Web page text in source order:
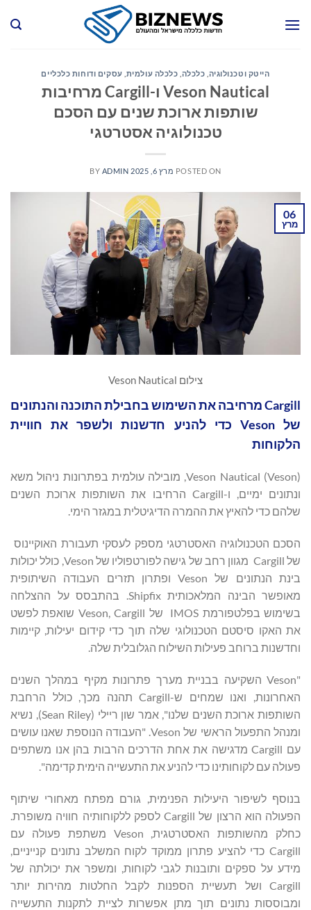
הייטק וטכנולוגיה כלכלה כלכלה עולמית עסקים ודוחות כלכליים
Veson Nautical ו-Cargill מרחיבות
שותפות ארוכת שנים עם הסכם
טכנולוגיה אסטרטגי
POSTED ON מרץ 6, 2025 BY ADMIN
06
מרץ
צילום Veson Nautical
Cargill מרחיבה את השימוש בחבילת התוכנה והנתונים
של Veson כדי להניע חדשנות ולשפר את חוויית
הלקוחות
Veson Nautical (Veson), מובילה עולמית בפתרונות ניהול משא
ונתונים ימיים, ו-Cargill הרחיבו את השותפות ארוכת השנים
שלהם כדי להאיץ את ההמרה הדיגיטלית במגזר הימי.
הסכם הטכנולוגיה האסטרטגי מספק לעסקי תעבורת האוקיינוס ​​
של Cargill מגוון רחב של גישה לפורטפוליו של Veson, כולל יכולות
בינת הנתונים של Veson ופתרון תזרים העבודה השיתופית
מאופשר הבינה המלאכותית Shipfix. בהתבסס על ההצלחה
בשימוש בפלטפורמת IMOS של Veson, Cargill שואפת לפשט
את האקו סיסטם הטכנולוגי שלה תוך כדי קידום יעילות, קיימות
וחדשנות ברוחב פעילות השילוח הגלובלית שלה.
"Veson השקיעה בבניית מערך פתרונות מקיף במהלך השנים
האחרונות, ואנו שמחים ש-Cargill תהנה מכך, כולל הרחבת
השותפות ארוכת השנים שלנו", אמר שון ריילי (Sean Riley), נשיא
ומנהל התפעול הראשי של Veson. "העבודה הנוספת שאנו עושים
עם Cargill מדגישה את אחת הדרכים הרבות בהן אנו משתפים
פעולה עם לקוחותינו כדי להניע את התעשייה הימית קדימה".
בנוסף לשיפור היעילות הפנימית, גורם מפתח מאחורי שיתוף
הפעולה הוא הרצון של Cargill לספק ללקוחותיה חוויה משופרת.
כחלק מהשותפות האסטרטגית, Veson משתפת פעולה עם
Cargill כדי להציע פתרון ממוקד לקוח המשלב נתונים קנייניים,
מידע על ספקים ותובנות לגבי לקוחות, ומשפר את יכולתה של
Cargill ושל תעשיית הספנות לקבל החלטות מהירות יותר
ומבוססות נתונים תוך מתן אפשרות לציית לתקנות התעשייה